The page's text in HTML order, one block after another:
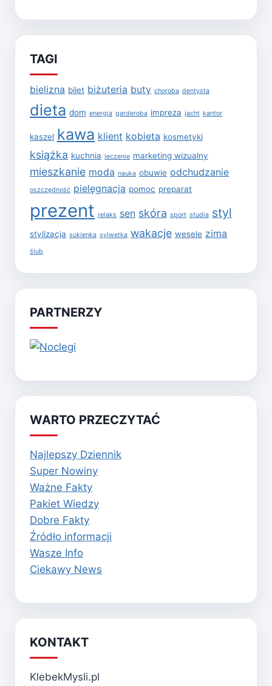
TAGI
bielizna bilet biżuteria buty choroba dentysta
dieta dom energia garderoba impreza jacht kantor
kaszel kawa klient kobieta kosmetyki
książka kuchnia leczenie marketing wizualny
mieszkanie moda nauka obuwie odchudzanie
oszczędność pielęgnacja pomoc preparat
prezent relaks sen skóra sport studia styl
stylizacja sukienka sylwetka wakacje wesele zima
ślub
PARTNERZY
WARTO PRZECZYTAĆ
Najlepszy Dziennik
Super Nowiny
Ważne Fakty
Pakiet Wiedzy
Dobre Fakty
Źródło informacji
Wasze Info
Ciekawy News
KONTAKT
KlebekMysli.pl